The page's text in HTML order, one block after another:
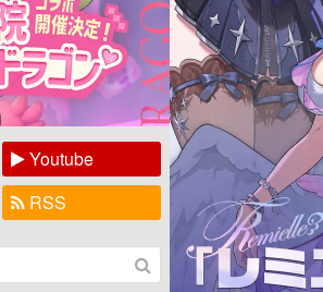
Youtube
RSS